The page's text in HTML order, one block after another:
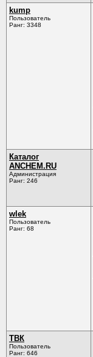
kump
Пользователь
Ранг: 3348
Каталог
ANCHEM.RU
Администрация
Ранг: 246
wlek
Пользователь
Ранг: 68
ТВК
Пользователь
Ранг: 646